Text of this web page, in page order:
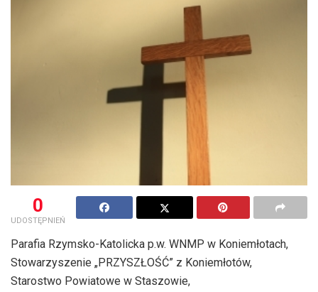
0
UDOSTĘPNIEŃ
Parafia Rzymsko-Katolicka p.w. WNMP w Koniemłotach,
Stowarzyszenie „PRZYSZŁOŚĆ” z Koniemłotów,
Starostwo Powiatowe w Staszowie,